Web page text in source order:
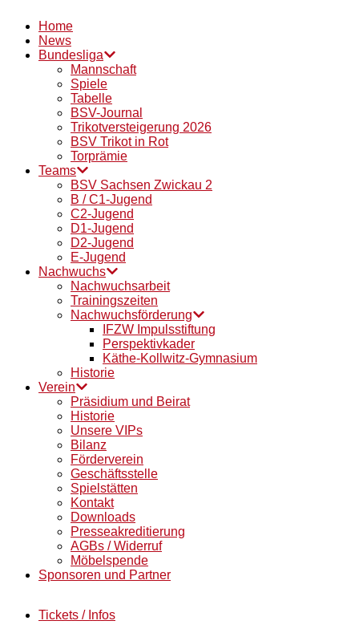
Home
News
Bundesliga
Mannschaft
Spiele
Tabelle
BSV-Journal
Trikotversteigerung 2026
BSV Trikot in Rot
Torprämie
Teams
BSV Sachsen Zwickau 2
B / C1-Jugend
C2-Jugend
D1-Jugend
D2-Jugend
E-Jugend
Nachwuchs
Nachwuchsarbeit
Trainingszeiten
Nachwuchsförderung
IFZW Impulsstiftung
Perspektivkader
Käthe-Kollwitz-Gymnasium
Historie
Verein
Präsidium und Beirat
Historie
Unsere VIPs
Bilanz
Förderverein
Geschäftsstelle
Spielstätten
Kontakt
Downloads
Presseakreditierung
AGBs / Widerruf
Möbelspende
Sponsoren und Partner
Tickets / Infos